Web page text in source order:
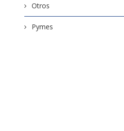
Otros
Pymes